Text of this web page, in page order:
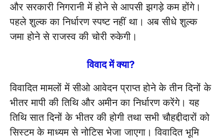
और सरकारी निगरानी में होने से आपसी झगड़े कम होंगे।
पहले शुल्क का निर्धारण स्पष्ट नहीं था। अब सीधे शुल्क
जमा होने से राजस्व की चोरी रुकेगी।
विवाद में क्या?
विवादित मामलों में सीओ आवेदन प्राप्त होने के तीन दिनों के
भीतर मापी की तिथि और अमीन का निर्धारण करेंगे। यह
तिथि सात दिनों के भीतर की होगी तथा सभी चौहद्दीदारों को
सिस्टम के माध्यम से नोटिस भेजा जाएगा। विवादित भूमि